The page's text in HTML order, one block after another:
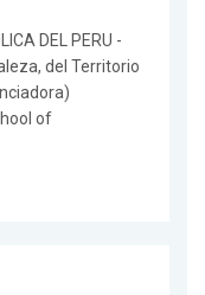
DEL PERU -
del Territorio
of